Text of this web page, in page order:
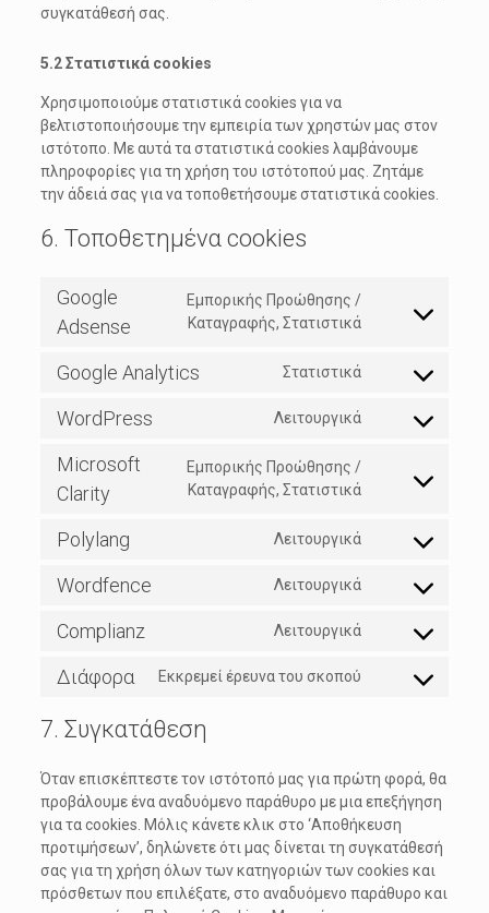
συγκατάθεσή σας.
5.2 Στατιστικά cookies
Χρησιμοποιούμε στατιστικά cookies για να
βελτιστοποιήσουμε την εμπειρία των χρηστών μας στον
ιστότοπο. Με αυτά τα στατιστικά cookies λαμβάνουμε
πληροφορίες για τη χρήση του ιστότοπού μας. Ζητάμε
την άδειά σας για να τοποθετήσουμε στατιστικά cookies.
6. Τοποθετημένα cookies
Google
Adsense
Εμπορικής Προώθησης /
Καταγραφής, Στατιστικά
Consent
google-
Google Analytics Στατιστικά
Consent
service
WordPress Λειτουργικά
Consent
Microsoft
Clarity
Εμπορικής Προώθησης /
Καταγραφής, Στατιστικά
Consent
microsoft-
Polylang Λειτουργικά
Consent
service
Wordfence Λειτουργικά
Consent
service
Complianz Λειτουργικά
Consent
service
Διάφορα Εκκρεμεί έρευνα του σκοπού
Consent
7. Συγκατάθεση
Όταν επισκέπτεστε τον ιστότοπό μας για πρώτη φορά, θα
προβάλουμε ένα αναδυόμενο παράθυρο με μια επεξήγηση
για τα cookies. Μόλις κάνετε κλικ στο ‘Αποθήκευση
προτιμήσεων’, δηλώνετε ότι μας δίνεται τη συγκατάθεσή
σας για τη χρήση όλων των κατηγοριών των cookies και
πρόσθετων που επιλέξατε, στο αναδυόμενο παράθυρο και